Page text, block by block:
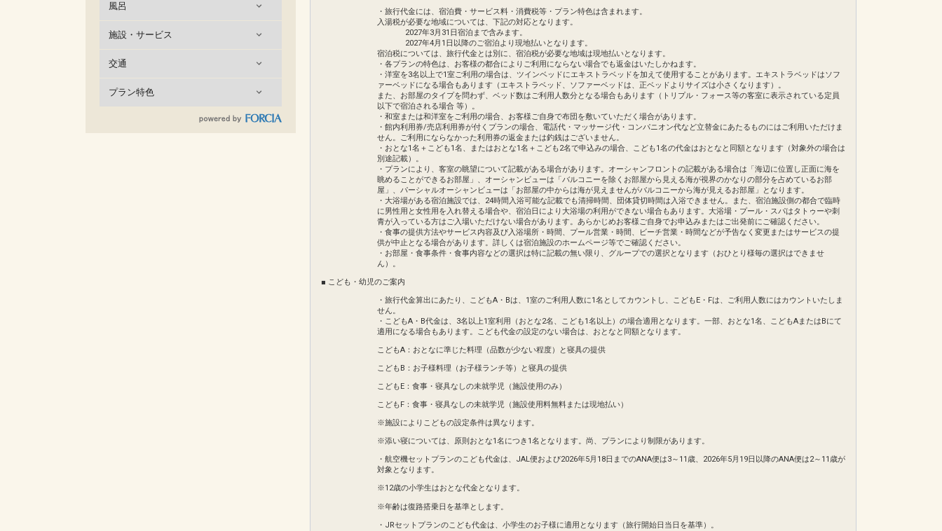
風呂
施設・サービス
交通
プラン特色
・旅行代金には、宿泊費・サービス料・消費税等・プラン特色は含まれます。
入湯税が必要な地域については、下記の対応となります。
2027年3月31日宿泊まで含みます。
2027年4月1日以降のご宿泊より現地払いとなります。
宿泊税については、旅行代金とは別に、宿泊税が必要な地域は現地払いとなります。
・各プランの特色は、お客様の都合によりご利用にならない場合でも返金はいたしかねます。
・洋室を3名以上で1室ご利用の場合は、ツインベッドにエキストラベッドを加えて使用することがあります。エキストラベッドはソフ
ァーベッドになる場合もあります（エキストラベッド、ソファーベッドは、正ベッドよりサイズは小さくなります）。
また、お部屋のタイプを問わず、ベッド数はご利用人数分となる場合もあります（トリプル・フォース等の客室に表示されている定員
以下で宿泊される場合 等）。
・和室または和洋室をご利用の場合、お客様ご自身で布団を敷いていただく場合があります。
・館内利用券/売店利用券が付くプランの場合、電話代・マッサージ代・コンパニオン代など立替金にあたるものにはご利用いただけま
せん。ご利用にならなかった利用券の返金または釣銭はございません。
・おとな1名＋こども1名、またはおとな1名＋こども2名で申込みの場合、こども1名の代金はおとなと同額となります（対象外の場合は
別途記載）。
・プランにより、客室の眺望について記載がある場合があります。オーシャンフロントの記載がある場合は「海辺に位置し正面に海を
眺めることができるお部屋」、オーシャンビューは「バルコニーを除くお部屋から見える海が視界のかなりの部分を占めているお部
屋」、パーシャルオーシャンビューは「お部屋の中からは海が見えませんがバルコニーから海が見えるお部屋」となります。
・大浴場がある宿泊施設では、24時間入浴可能な記載でも清掃時間、団体貸切時間は入浴できません。また、宿泊施設側の都合で臨時
に男性用と女性用を入れ替える場合や、宿泊日により大浴場の利用ができない場合もあります。大浴場・プール・スパはタトゥーや刺
青が入っている方はご入場いただけない場合があります。あらかじめお客様ご自身でお申込みまたはご出発前にご確認ください。
・食事の提供方法やサービス内容及び入浴場所・時間、プール営業・時間、ビーチ営業・時間などが予告なく変更またはサービスの提
供が中止となる場合があります。詳しくは宿泊施設のホームページ等でご確認ください。
・お部屋・食事条件・食事内容などの選択は特に記載の無い限り、グループでの選択となります（おひとり様毎の選択はできませ
ん）。
■ こども・幼児のご案内
・旅行代金算出にあたり、こどもA・Bは、1室のご利用人数に1名としてカウントし、こどもE・Fは、ご利用人数にはカウントいたしま
せん。
・こどもA・B代金は、3名以上1室利用（おとな2名、こども1名以上）の場合適用となります。一部、おとな1名、こどもAまたはBにて
適用になる場合もあります。こども代金の設定のない場合は、おとなと同額となります。
こどもA：おとなに準じた料理（品数が少ない程度）と寝具の提供
こどもB：お子様料理（お子様ランチ等）と寝具の提供
こどもE：食事・寝具なしの未就学児（施設使用のみ）
こどもF：食事・寝具なしの未就学児（施設使用料無料または現地払い）
※施設によりこどもの設定条件は異なります。
※添い寝については、原則おとな1名につき1名となります。尚、プランにより制限があります。
・航空機セットプランのこども代金は、JAL便および2026年5月18日までのANA便は3～11歳、2026年5月19日以降のANA便は2～11歳が
対象となります。
※12歳の小学生はおとな代金となります。
※年齢は復路搭乗日を基準とします。
・JRセットプランのこども代金は、小学生のお子様に適用となります（旅行開始日当日を基準）。